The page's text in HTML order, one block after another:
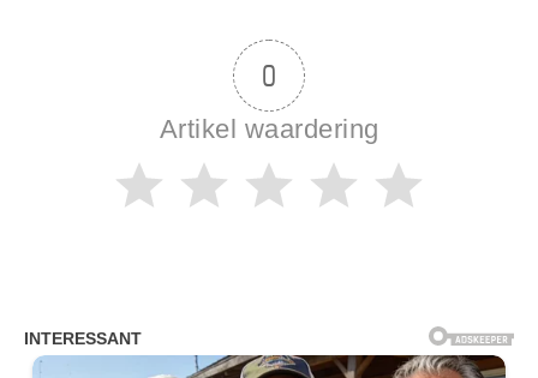
0
Artikel waardering